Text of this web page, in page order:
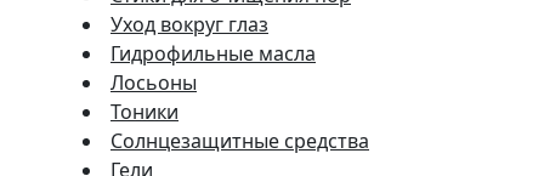
Уход вокруг глаз
Гидрофильные масла
Лосьоны
Тоники
Солнцезащитные средства
Гели